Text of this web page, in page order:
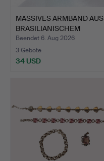
MASSIVES ARMBAND AUS
BRASILIANISCHEM
BLAUE…
Beendet 6. Aug 2026
3 Gebote
34 USD